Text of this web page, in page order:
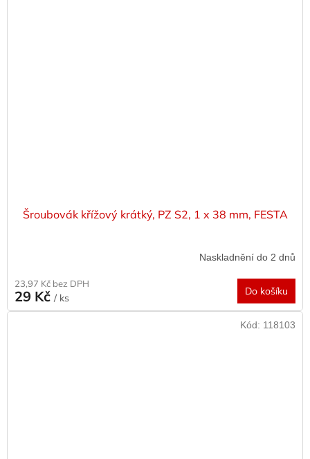
Šroubovák křížový krátký, PZ S2, 1 x 38 mm, FESTA
Naskladnění do 2 dnů
23,97 Kč bez DPH
29 Kč / ks
Do košíku
Kód: 118103